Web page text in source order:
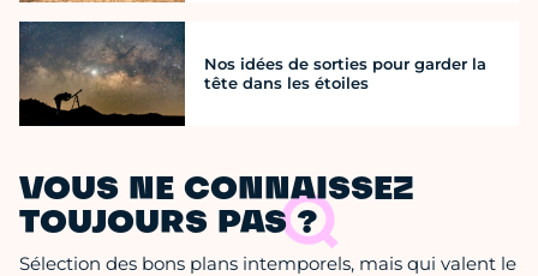
Nos idées de sorties pour garder la
tête dans les étoiles
VOUS NE CONNAISSEZ
TOUJOURS PAS ?
Sélection des bons plans intemporels, mais qui valent le